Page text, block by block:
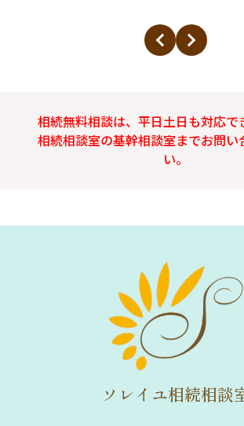
土地の調査等で、市外や区外
要がある場合に日当をいただ
別途精算させていただきます。
※必要書類の代理取得、その
情等により、別途お見積もり
る場合があります。
相続無料相談は、平日土日も対応で
相続相談室の基幹相談室までお問い
い。
ソレイユ相続相談